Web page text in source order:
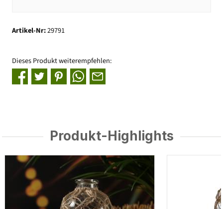
Artikel-Nr:29791
Dieses Produkt weiterempfehlen:
Produkt-Highlights